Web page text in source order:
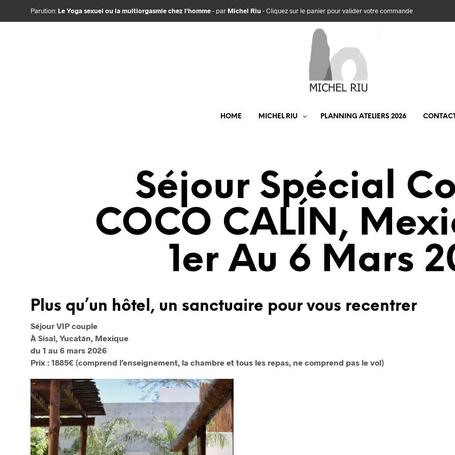
Parution: Le Yoga sexuel ou la multiorgasmie chez l'homme- par Michel Riu-Cliquez sur le panier pour valider votre commande
HOME MICHEL RIU PLANNING ATELIERS 2026
Séjour Spécial
COCO CALÍN,
1er Au 6 Mars
Plus qu’un hôtel, un sanctuaire pour vous recentrer
Séjour VIP couple
À Sisal, Yucatán, Mexique
du 1 au 6 mars 2026
Prix : 1885€ (comprend l’enseignement, la chambre et tous les repas, ne comprend pas le vol)